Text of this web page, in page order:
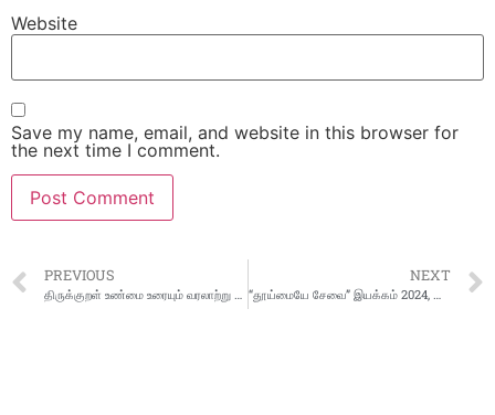
Website
Save my name, email, and website in this browser for
the next time I comment.
PREVIOUS NEXT